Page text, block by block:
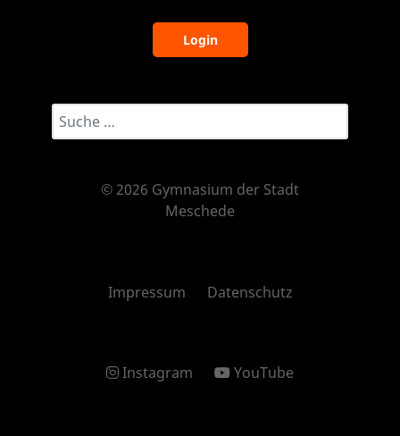
Login
Suchwort eingeben...
© 2026 Gymnasium der Stadt
Meschede
Impressum Datenschutz
Instagram YouTube